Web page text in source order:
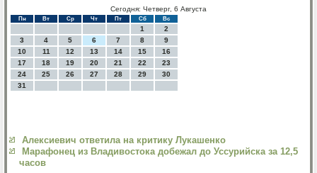
Сегодня: Четверг, 6 Августа
Пн Вт Ср Чт Пт Сб Вс
1
2
3
4 5 6 7 8
9
10
11 12 13 14 15
16
17
18 19 20 21 22
23
24
25 26 27 28 29
30
31
Алексиевич ответила на критику Лукашенко
Марафонец из Владивостока добежал до Уссурийска за 12,5
часов